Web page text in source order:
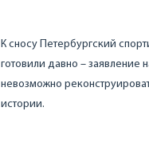
К сносу Петербургский
готовили давно – заявление
невозможно
истории.